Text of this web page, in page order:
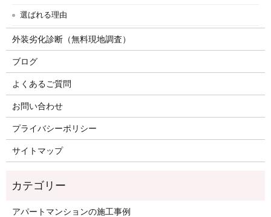
選ばれる理由
外装劣化診断（無料現地調査）
ブログ
よくあるご質問
お問い合わせ
プライバシーポリシー
サイトマップ
アパートマンションの施工事例